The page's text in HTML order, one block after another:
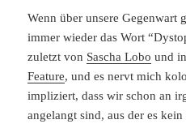
Wenn über unsere Gegenwart
immer wieder das Wort
zuletzt von Sascha Lobo und
Feature, und es nervt mich
impliziert, dass wir schon an
angelangt sind, aus der es